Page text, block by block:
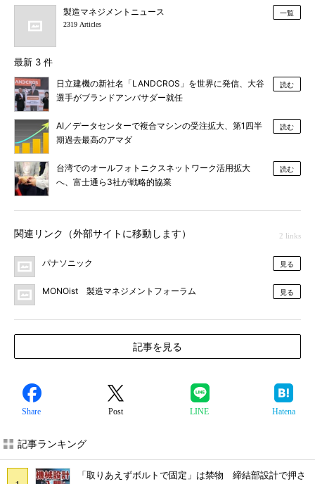
製造マネジメントニュース
2319 Articles
一覧
最新 3 件
日立建機の新社名「LANDCROS」を世界に発信、大谷
選手がブランドアンバサダー就任
読む
AI／データセンターで複合マシンの受注拡大、第1四半
期過去最高のアマダ
読む
台湾でのオールフォトニクスネットワーク活用拡大
へ、富士通ら3社が戦略的協業
読む
関連リンク（外部サイトに移動します） 2 links
パナソニック 見る
MONOist 製造マネジメントフォーラム 見る
記事を見る
Share Post LINE Hatena
記事ランキング
「取りあえずボルトで固定」は禁物 締結部設計で押さ